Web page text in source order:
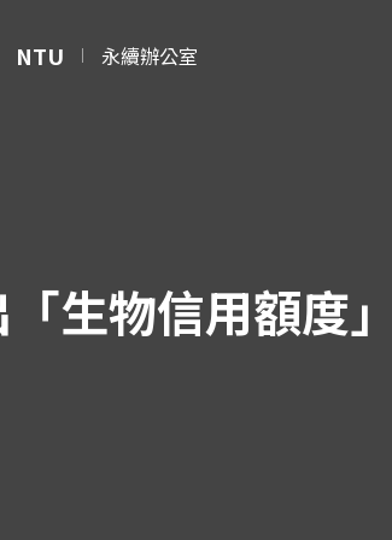
NTU 永續辦公室
生物信用額度